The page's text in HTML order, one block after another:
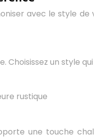
avec le style de
Choisissez un style
une touche